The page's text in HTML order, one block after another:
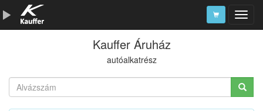
Szerszámkatalógus
Alkatrészek
Kauffer Áruház
autóalkatrész